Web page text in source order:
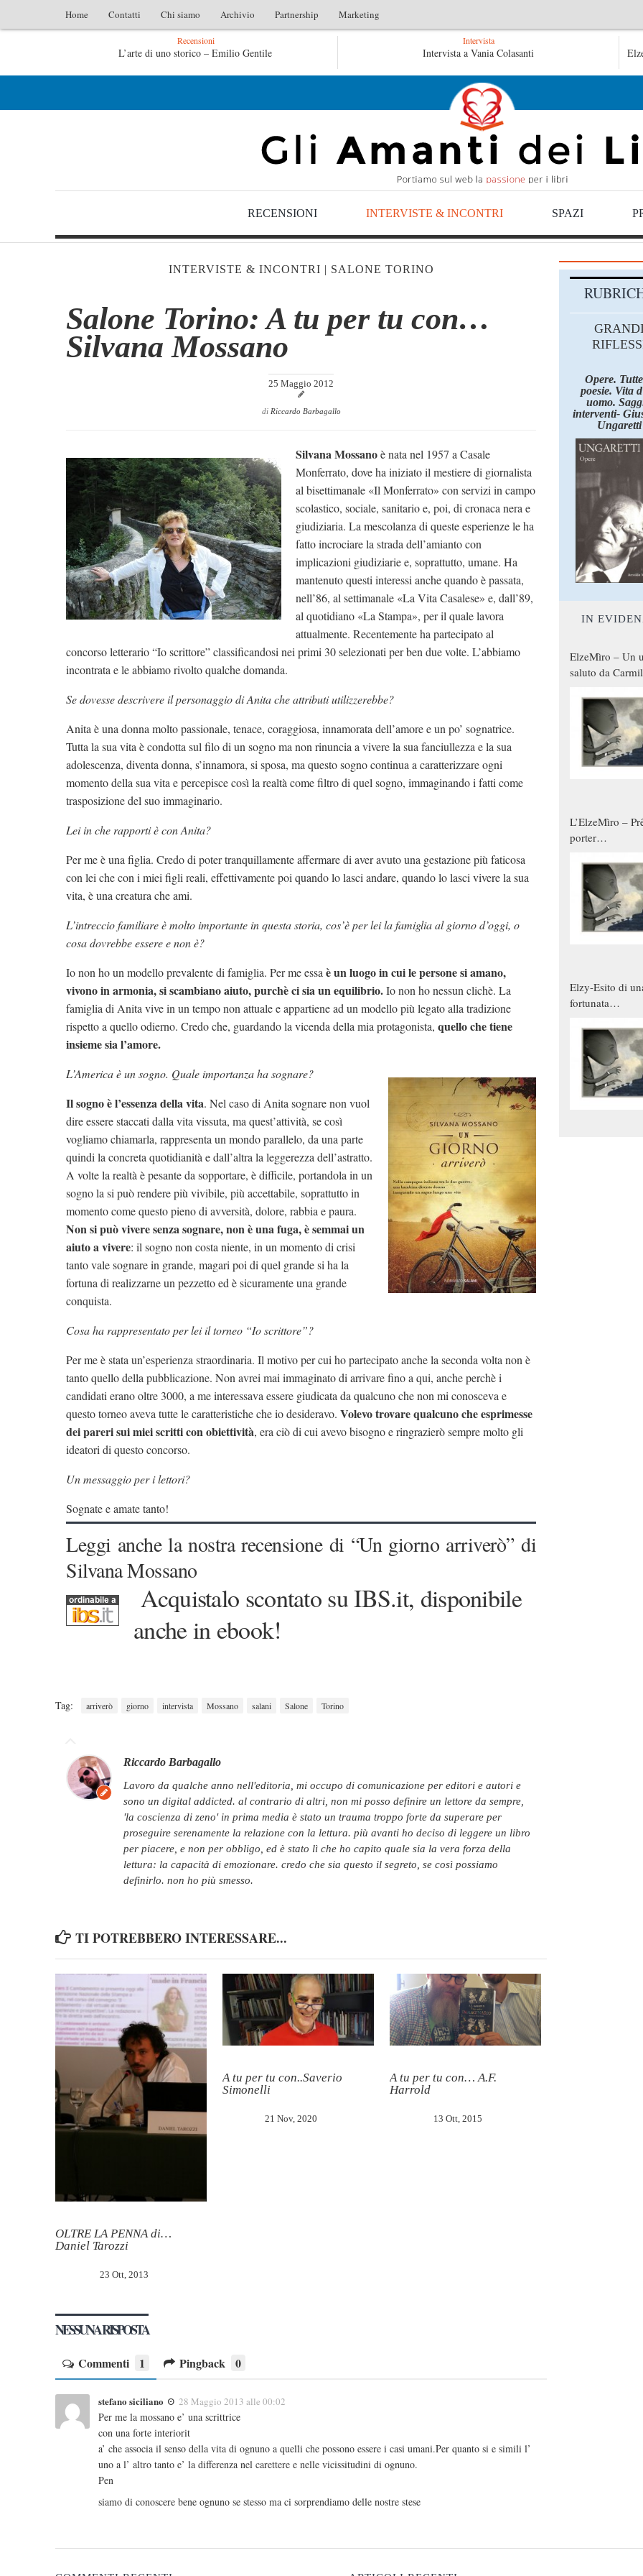
Home Contatti Chi siamo Archivio Partnership Marketing
Recensioni
L’arte di uno storico – Emilio Gentile Tutte le mattine di Sybil – Virginia Evans
Intervista
Intervista a Vania Colasanti
RECENSIONI INTERVISTE & INCONTRI SPAZI
INTERVISTE & INCONTRI | SALONE TORINO
Salone Torino: A tu per tu con…
Silvana Mossano
25 Maggio 2012
di Riccardo Barbagallo
Silvana Mossanoè nata nel 1957 a Casale
Monferrato, dove ha iniziato il mestiere di giornalista
al bisettimanale «Il Monferrato» con servizi in campo
scolastico, sociale, sanitario e, poi, di cronaca nera e
giudiziaria. La mescolanza di queste esperienze le ha
fatto incrociare la strada dell’amianto con
implicazioni giudiziarie e, soprattutto, umane. Ha
mantenuto questi interessi anche quando è passata,
nell’86, al settimanale «La Vita Casalese» e, dall’89,
al quotidiano «La Stampa», per il quale lavora
attualmente. Recentemente ha partecipato al
concorso letterario “Io scrittore” classificandosi nei primi 30 selezionati per ben due volte. L’abbiamo
incontrata e le abbiamo rivolto qualche domanda.
Se dovesse descrivere il personaggio di Anita che attributi utilizzerebbe?
Anita è una donna molto passionale, tenace, coraggiosa, innamorata dell’amore e un po’ sognatrice.
Tutta la sua vita è condotta sul filo di un sogno ma non rinuncia a vivere la sua fanciullezza e la sua
adolescenza, diventa donna, s’innamora, si sposa, ma questo sogno continua a caratterizzare ogni
momento della sua vita e percepisce così la realtà come filtro di quel sogno, immaginando i fatti come
trasposizione del suo immaginario.
Lei in che rapporti è con Anita?
Per me è una figlia. Credo di poter tranquillamente affermare di aver avuto una gestazione più faticosa
con lei che con i miei figli reali, effettivamente poi quando lo lasci andare, quando lo lasci vivere la sua
vita, è una creatura che ami.
L’intreccio familiare è molto importante in questa storia, cos’è per lei la famiglia al giorno d’oggi, o
cosa dovrebbe essere e non è?
Io non ho un modello prevalente di famiglia. Per me essa è un luogo in cui le persone si amano,
vivono in armonia, si scambiano aiuto, purchè ci sia un equilibrio.Io non ho nessun clichè. La
famiglia di Anita vive in un tempo non attuale e appartiene ad un modello più legato alla tradizione
rispetto a quello odierno. Credo che, guardando la vicenda della mia protagonista, quello che tiene
insieme sia l’amore.
L’America è un sogno. Quale importanza ha sognare?
Il sogno è l’essenza della vita. Nel caso di Anita sognare non vuol
dire essere staccati dalla vita vissuta, ma quest’attività, se così
vogliamo chiamarla, rappresenta un mondo parallelo, da una parte
quindi la concreta quotidianità e dall’altra la leggerezza dell’astratto.
A volte la realtà è pesante da sopportare, è difficile, portandola in un
sogno la si può rendere più vivibile, più accettabile, soprattutto in
momento come questo pieno di avversità, dolore, rabbia e paura.
Non si può vivere senza sognare, non è una fuga, è semmai un
aiuto a vivere: il sogno non costa niente, in un momento di crisi
tanto vale sognare in grande, magari poi di quel grande si ha la
fortuna di realizzarne un pezzetto ed è sicuramente una grande
conquista.
Cosa ha rappresentato per lei il torneo “Io scrittore”?
Per me è stata un’esperienza straordinaria. Il motivo per cui ho partecipato anche la seconda volta non è
tanto quello della pubblicazione. Non avrei mai immaginato di arrivare fino a qui, anche perchè i
candidati erano oltre 3000, a me interessava essere giudicata da qualcuno che non mi conosceva e
questo torneo aveva tutte le caratteristiche che io desideravo. Volevo trovare qualcuno che esprimesse
dei pareri sui miei scritti con obiettività, era ciò di cui avevo bisogno e ringrazierò sempre molto gli
ideatori di questo concorso.
Un messaggio per i lettori?
Sognate e amate tanto!
Leggi anche la nostra recensione di “Un giorno arriverò” di
Silvana Mossano
Acquistalo scontato su IBS.it, disponibile
anche in ebook!
Tag: arriverò giorno intervista Mossano salani Salone Torino
Riccardo Barbagallo
lavoro da qualche anno nell'editoria, mi occupo di comunicazione per editori e autori e
sono un digital addicted. al contrario di altri, non mi posso definire un lettore da sempre,
'la coscienza di zeno' in prima media è stato un trauma troppo forte da superare per
proseguire serenamente la relazione con la lettura. più avanti ho deciso di leggere un libro
per piacere, e non per obbligo, ed è stato lì che ho capito quale sia la vera forza della
lettura: la capacità di emozionare. credo che sia questo il segreto, se così possiamo
definirlo. non ho più smesso.
TI POTREBBERO INTERESSARE...
OLTRE LA PENNA di…
Daniel Tarozzi
23 Ott, 2013
A tu per tu con..Saverio
Simonelli
21 Nov, 2020
A tu per tu con… A.F.
Harrold
13 Ott, 2015
NESSUNA RISPOSTA
Commenti 1 Pingback 0
stefano siciliano 28 Maggio 2013 alle 00:02
Per me la mossano e’ una scrittrice
con una forte interiorit
a’ che associa il senso della vita di ognuno a quelli che possono essere i casi umani.Per quanto si e simili l’
uno a l’ altro tanto e’ la differenza nel carettere e nelle vicissitudini di ognuno.
Pen
siamo di conoscere bene ognuno se stesso ma ci sorprendiamo delle nostre stese
Opere.
poesie. Vita
uomo.
interventi-
Ungaretti
IN
ElzeMìro – Un
saluto da
qualche modo
donne
L’ElzeMìro –
porter
Elzy-Esito di
fortunata